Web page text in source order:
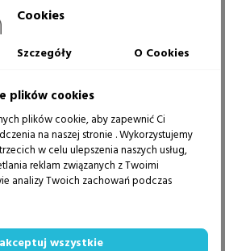
orkiszu jest więc podstawą
przemiany materii i
dla ochrony nerek.
mąk przechowywać je w
najlepiej w
pojemnikach. Taki
Cookies
Szczegóły O Cookies
plików cookies
plików cookie, aby zapewnić Ci
na naszej stronie . Wykorzystujemy
w celu ulepszenia naszych usług,
reklam związanych z Twoimi
analizy Twoich zachowań podczas
wszystkie